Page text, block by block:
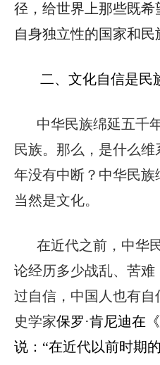
径，给世界上那些既
自身独立性的国家和民
二、文化自信是民
中华民族绵延五千
民族。那么，是什么
年没有中断？中华民族
当然是文化。
在近代之前，中华
论经历多少战乱、苦
过自信，中国人也有自
史学家保罗·肯尼迪在
说：“在近代以前时期